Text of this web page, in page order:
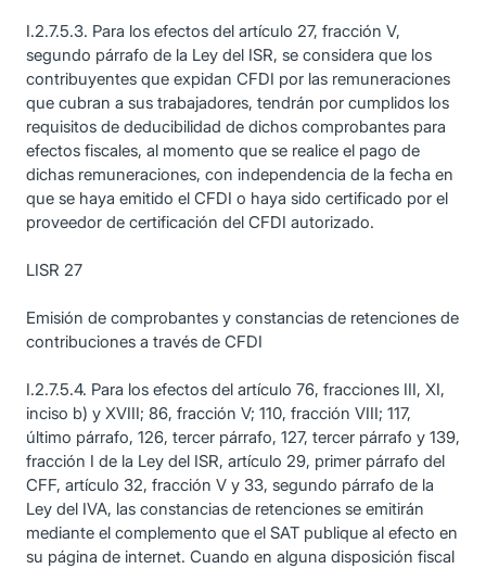
I.2.7.5.3. Para los efectos del artículo 27, fracción V,
segundo párrafo de la Ley del ISR, se considera que los
contribuyentes que expidan CFDI por las remuneraciones
que cubran a sus trabajadores, tendrán por cumplidos los
requisitos de deducibilidad de dichos comprobantes para
efectos fiscales, al momento que se realice el pago de
dichas remuneraciones, con independencia de la fecha en
que se haya emitido el CFDI o haya sido certificado por el
proveedor de certificación del CFDI autorizado.
LISR 27
Emisión de comprobantes y constancias de retenciones de
contribuciones a través de CFDI
I.2.7.5.4. Para los efectos del artículo 76, fracciones III, XI,
inciso b) y XVIII; 86, fracción V; 110, fracción VIII; 117,
último párrafo, 126, tercer párrafo, 127, tercer párrafo y 139,
fracción I de la Ley del ISR, artículo 29, primer párrafo del
CFF, artículo 32, fracción V y 33, segundo párrafo de la
Ley del IVA, las constancias de retenciones se emitirán
mediante el complemento que el SAT publique al efecto en
su página de internet. Cuando en alguna disposición fiscal